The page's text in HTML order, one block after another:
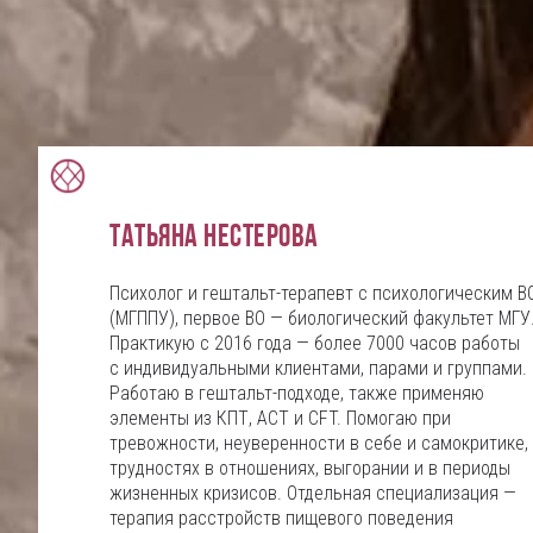
Татьяна Нестерова
Психолог и гештальт-терапевт с психологическим
(МГППУ), первое ВО — биологический факультет
Практикую с 2016 года — более 7000 часов работы
с индивидуальными клиентами, парами и группами.
Работаю в гештальт-подходе, также применяю
элементы из КПТ, ACT и CFT. Помогаю при
тревожности, неуверенности в себе и самокритике,
трудностях в отношениях, выгорании и в периоды
жизненных кризисов. Отдельная специализация —
терапия расстройств пищевого поведения